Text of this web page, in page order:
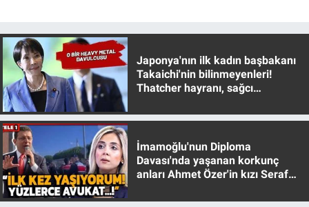
Japonya'nın ilk kadın başbakanı
Takaichi'nin bilinmeyenleri!
Thatcher hayranı, sağcı
İmamoğlu'nun Diploma
Davası'nda yaşanan korkunç
anları Ahmet Özer'in kızı Seraf